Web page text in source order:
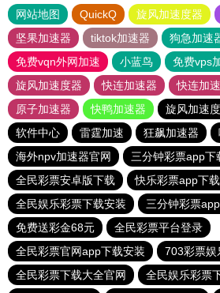
网站地图 QuickQ 旋风加速度器
坚果加速器
tiktok加速器
狗急加速
免费vqn外网加速
小蓝鸟
免费vps
旋风加速度器
快连加速器
快连加
原子加速器
快鸭加速器 旋风加速
软件中心
雷霆加速 狂飙加速器
海外npv加速器官网
三分钟彩票app下
全民彩票安卓版下载
快乐彩票app下
全民娱乐彩票下载安装
三分钟彩票
免费送彩金68元
全民彩票平台登录
全民彩票官网app下载安装
703彩票娱
全民彩票下载大全官网
全民娱乐彩票